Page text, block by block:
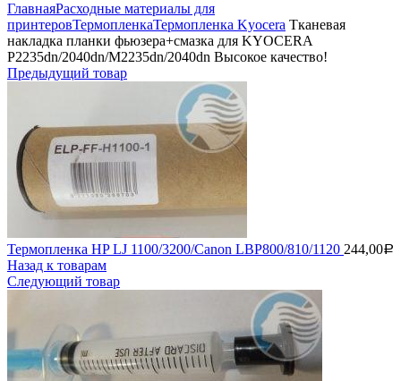
ГлавнаяРасходные материалы для
принтеровТермопленкаТермопленка Kyocera Тканевая
накладка планки фьюзера+смазка для KYOCERA
P2235dn/2040dn/M2235dn/2040dn Высокое качество!
Предыдущий товар
Термопленка HP LJ 1100/3200/Canon LBP800/810/1120 244,00Р
Назад к товарам
Следующий товар